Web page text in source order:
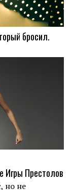
бросил.
Игры Престолов
но не